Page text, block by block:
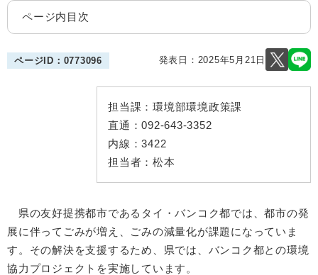
ページ内目次
ページID：0773096 発表日： 2025年5月21日
担当課： 環境部環境政策課
直通：092-643-3352
内線：3422
担当者： 松本
県の友好提携都市であるタイ・バンコク都では、都市の発
展に伴ってごみが増え、ごみの減量化が課題になっていま
す。その解決を支援するため、県では、バンコク都との環境
協力プロジェクトを実施しています。